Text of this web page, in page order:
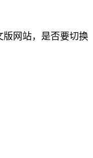
版网站，是否要切换